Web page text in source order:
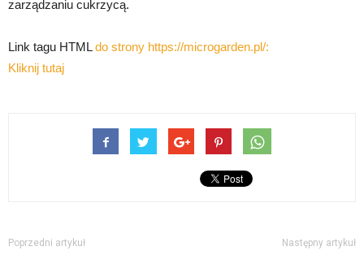
zarządzaniu cukrzycą.
Link tagu HTMLdo strony https://microgarden.pl/:
Kliknij tutaj
Poprzedni artykuł Następny artykuł